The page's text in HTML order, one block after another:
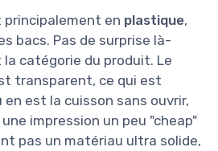
principalement en plastique,
bacs. Pas de surprise là-
catégorie du produit. Le
transparent, ce qui est
est la cuisson sans ouvrir,
impression un peu "cheap"
pas un matériau ultra solide,